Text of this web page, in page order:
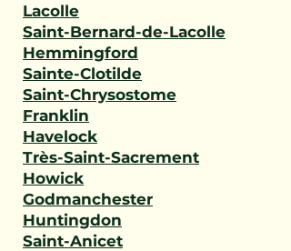
Lacolle
Saint-Bernard-de-Lacolle
Hemmingford
Sainte-Clotilde
Saint-Chrysostome
Franklin
Havelock
Très-Saint-Sacrement
Howick
Godmanchester
Huntingdon
Saint-Anicet